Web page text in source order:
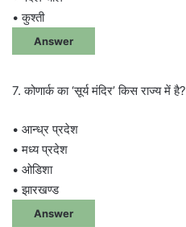
• कुश्ती
Answer
7. कोणार्क का ‘सूर्य मंदिर’ किस राज्य में है?
• आन्ध्र प्रदेश
• मध्य प्रदेश
• ओडिशा
• झारखण्ड
Answer